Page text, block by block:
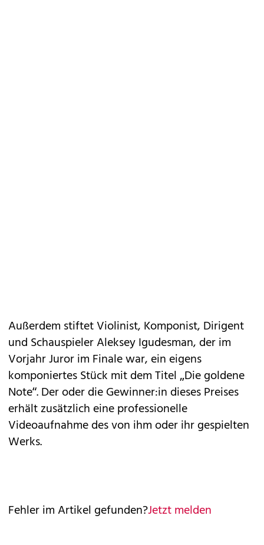
Außerdem stiftet Violinist, Komponist, Dirigent
und Schauspieler Aleksey Igudesman, der im
Vorjahr Juror im Finale war, ein eigens
komponiertes Stück mit dem Titel „Die goldene
Note“. Der oder die Gewinner:in dieses Preises
erhält zusätzlich eine professionelle
Videoaufnahme des von ihm oder ihr gespielten
Werks.
Fehler im Artikel gefunden?Jetzt melden